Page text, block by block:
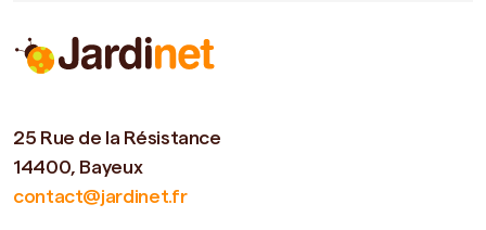
25 Rue de la Résistance
14400, Bayeux
contact@jardinet.fr